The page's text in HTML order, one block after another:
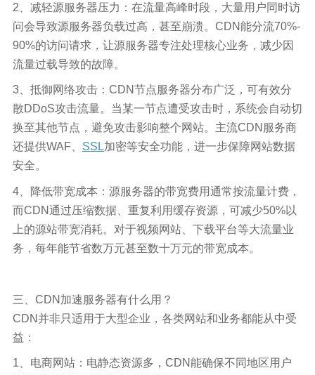
2、减轻源服务器压力：在流量高峰时段，大量用户同时访
问会导致源服务器负载过高，甚至崩溃。CDN能分流70%-
90%的访问请求，让源服务器专注处理核心业务，减少因
流量过载导致的故障。​
3、抵御网络攻击：CDN节点服务器分布广泛，可有效分
散DDoS攻击流量。当某一节点遭受攻击时，系统会自动切
换至其他节点，避免攻击影响整个网站。主流CDN服务商
还提供WAF、 SSL加密等安全功能，进一步保障网站数据
安全。​
4、降低带宽成本：源服务器的带宽费用通常按流量计费，
而CDN通过压缩数据、重复利用缓存资源，可减少50%以
上的源站带宽消耗。对于视频网站、下载平台等大流量业
务，每年能节省数万元甚至数十万元的带宽成本。​
三、CDN加速服务器有什么用？
CDN并非只适用于大型企业，各类网站和业务都能从中受
益：​
1、电商网站：电静态资源多，CDN能确保不同地区用户